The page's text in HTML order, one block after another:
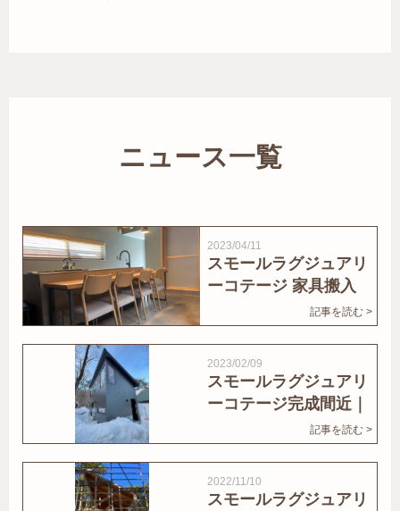
ニュース一覧
2023/04/11
スモールラグジュアリ
ーコテージ 家具搬入
記事を読む >
2023/02/09
スモールラグジュアリ
ーコテージ完成間近｜
記事を読む >
2022/11/10
スモールラグジュアリ